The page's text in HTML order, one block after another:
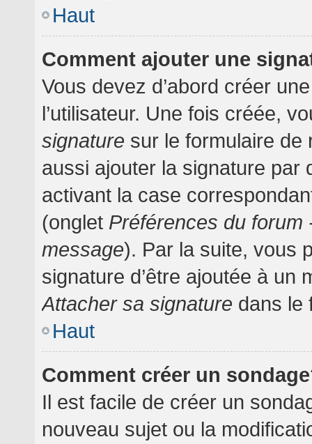
Haut
Comment ajouter une
Vous devez d’abord créer
l’utilisateur. Une fois créée,
signature sur le formulaire de
aussi ajouter la signature par
activant la case
(onglet Préférences du
message). Par la suite, vous
signature d’être ajoutée à un
Attacher sa signature dans le
Haut
Comment créer un
Il est facile de créer un
nouveau sujet ou la